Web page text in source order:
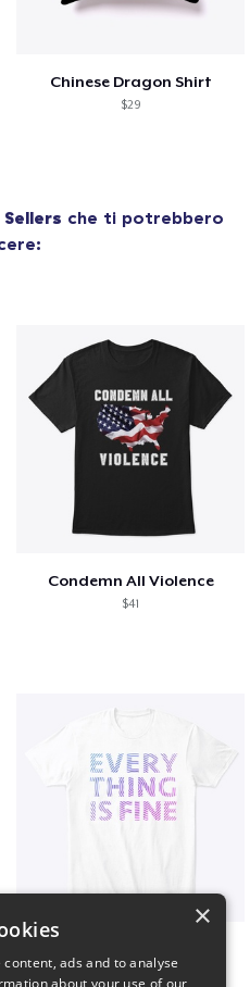
Chinese Dragon Shirt
$29
che ti potrebbero
Condemn All Violence
$41
$22
×
ads and to analyse
about your use of our